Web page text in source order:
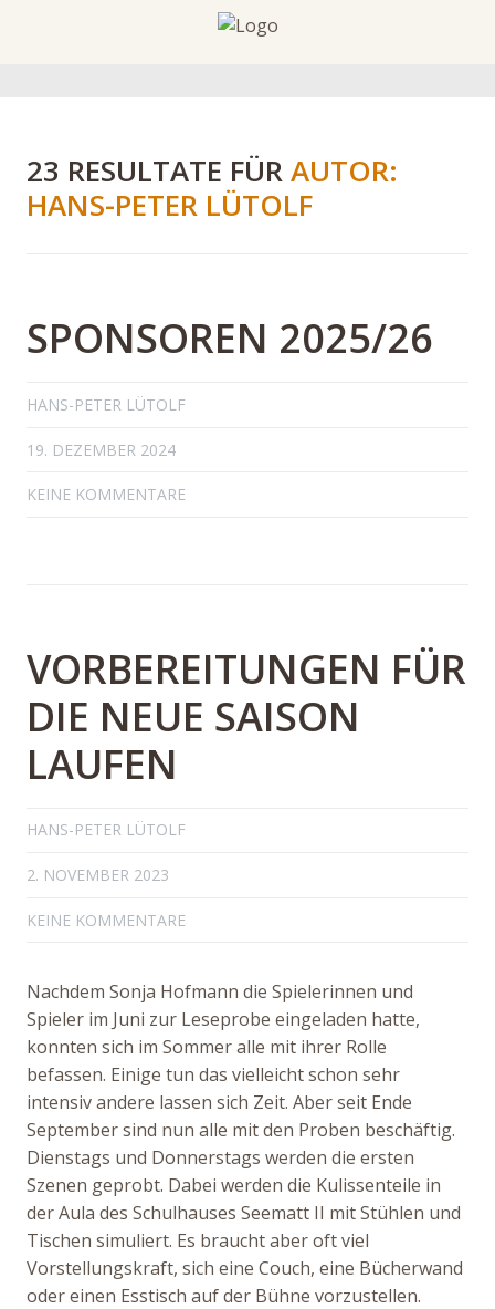
23 RESULTATE FÜRAUTOR:
HANS-PETER LÜTOLF
SPONSOREN 2025/26
HANS-PETER LÜTOLF
19. DEZEMBER 2024
KEINE KOMMENTARE
VORBEREITUNGEN FÜR
DIE NEUE SAISON
LAUFEN
HANS-PETER LÜTOLF
2. NOVEMBER 2023
KEINE KOMMENTARE
Nachdem Sonja Hofmann die Spielerinnen und
Spieler im Juni zur Leseprobe eingeladen hatte,
konnten sich im Sommer alle mit ihrer Rolle
befassen. Einige tun das vielleicht schon sehr
intensiv andere lassen sich Zeit. Aber seit Ende
September sind nun alle mit den Proben beschäftig.
Dienstags und Donnerstags werden die ersten
Szenen geprobt. Dabei werden die Kulissenteile in
der Aula des Schulhauses Seematt II mit Stühlen und
Tischen simuliert. Es braucht aber oft viel
Vorstellungskraft, sich eine Couch, eine Bücherwand
oder einen Esstisch auf der Bühne vorzustellen.